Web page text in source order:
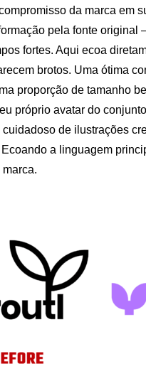
da marca em
pela fonte original
fortes. Aqui ecoa
brotos. Uma ótima
proporção de tamanho
próprio avatar do
de ilustrações
a linguagem